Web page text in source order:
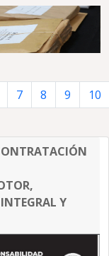
7 8 9 10
Y